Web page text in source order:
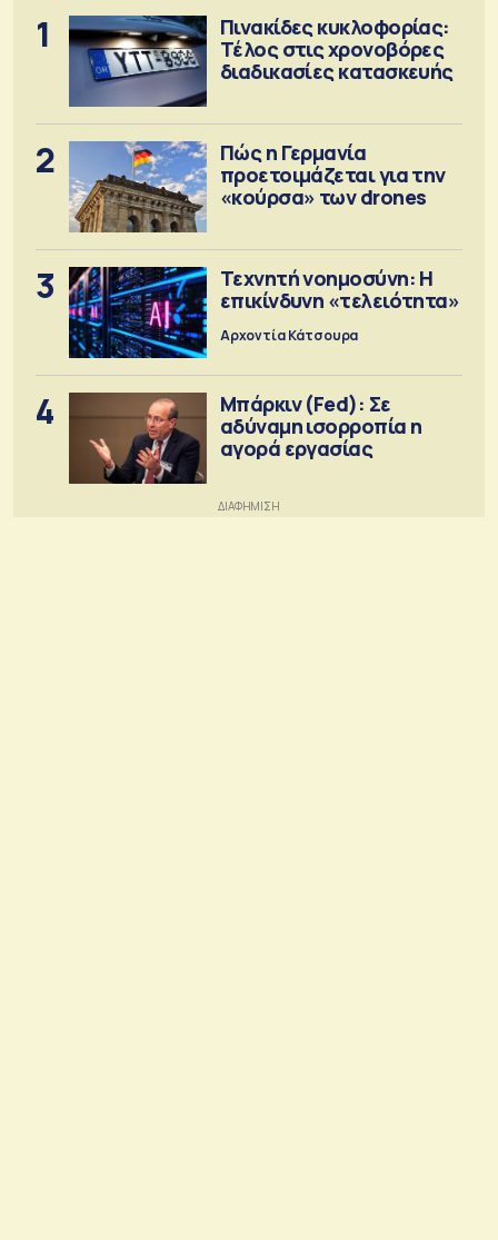
1
Πινακίδες κυκλοφορίας:
Τέλος στις χρονοβόρες
διαδικασίες κατασκευής
2
Πώς η Γερμανία
προετοιμάζεται για την
«κούρσα» των drones
3
Τεχνητή νοημοσύνη: Η
επικίνδυνη «τελειότητα»
Αρχοντία Κάτσουρα
4
Μπάρκιν (Fed): Σε
αδύναμη ισορροπία η
αγορά εργασίας